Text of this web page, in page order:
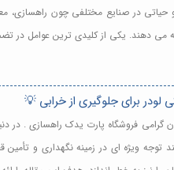
حیاتی در صنایع مختلفی چون
می دهند. یکی از کلیدی ترین عوامل در
لودر برای جلوگیری از خرابی 💡
فروشگاه پارت یدک راهسازی . در
توجه ویژه ای در زمینه نگهداری و